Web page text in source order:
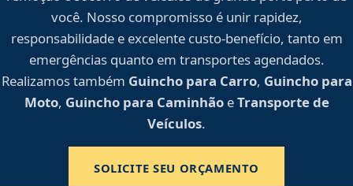
você. Nosso compromisso é unir rapidez,
responsabilidade e excelente custo-benefício, tanto em
emergências quanto em transportes agendados.
Realizamos também Guincho para Carro, Guincho para
Moto, Guincho para CaminhãoeTransporte de
Veículos.
SOLICITE SEU ORÇAMENTO